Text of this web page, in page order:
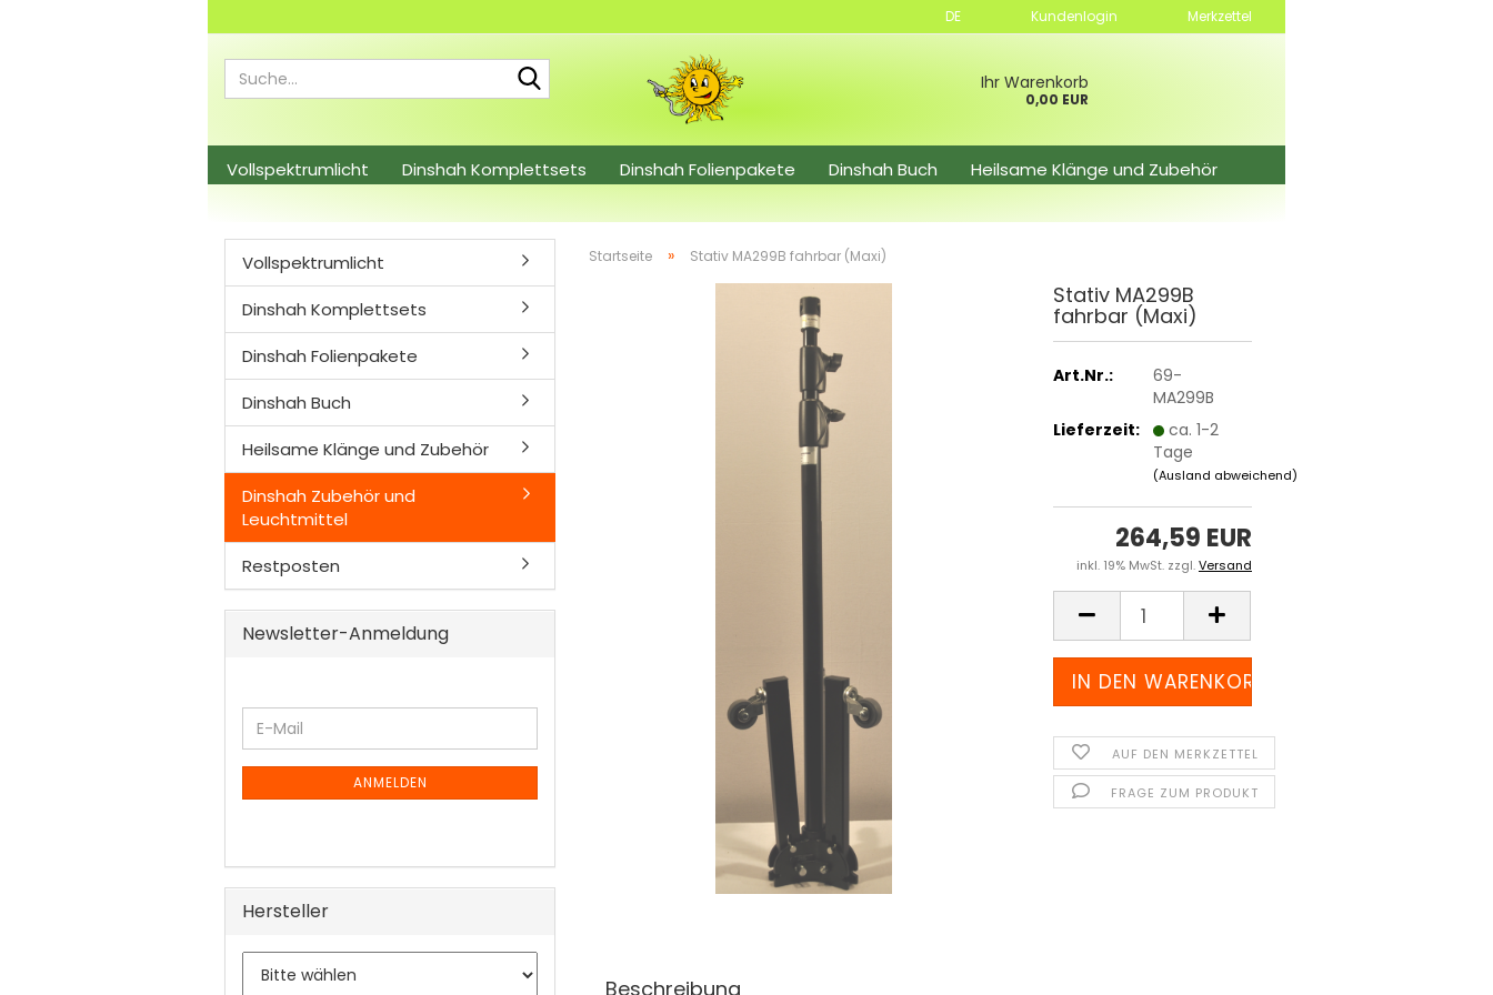
DE Kundenlogin Merkzettel
Ihr Warenkorb
0,00 EUR
Vollspektrumlicht Dinshah Komplettsets Dinshah Folienpakete Dinshah Buch
Heilsame Klänge und Zubehör
Startseite » Stativ MA299B fahrbar (Maxi)
Sta­tiv MA299B
fahr­bar (Maxi)
Art.Nr.:
69-
MA299B
Lieferzeit:
ca. 1-2
Tage
(Ausland abweichend)
264,59 EUR
inkl. 19% MwSt. zzgl.Versand
AUF DEN MERKZETTEL
FRAGE ZUM PRODUKT
Beschreibung
Vollspektrumlicht
Dinshah Komplettsets
Dinshah Folienpakete
Dinshah Buch
Heilsame Klänge und Zubehör
Dinshah Zubehör und
Leuchtmittel
Restposten
Newsletter-Anmeldung
WEITER
ZUR
NEWSLETTER-
E-
Mail
ANMELDEN
Hersteller